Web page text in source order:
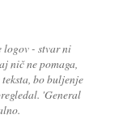
logov - stvar ni
nič ne pomaga,
bo buljenje
'General